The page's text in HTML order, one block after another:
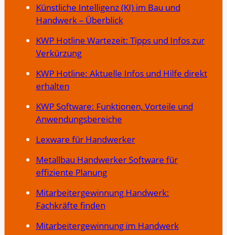
Künstliche Intelligenz (KI) im Bau und
Handwerk – Überblick
KWP Hotline Wartezeit: Tipps und Infos zur
Verkürzung
KWP Hotline: Aktuelle Infos und Hilfe direkt
erhalten
KWP Software: Funktionen, Vorteile und
Anwendungsbereiche
Lexware für Handwerker
Metallbau Handwerker Software für
effiziente Planung
Mitarbeitergewinnung Handwerk:
Fachkräfte finden
Mitarbeitergewinnung im Handwerk